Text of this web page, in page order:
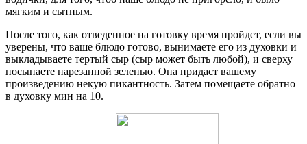
мягким и сытным.
После того, как отведенное на готовку время пройдет, если вы
уверены, что ваше блюдо готово, вынимаете его из духовки и
выкладываете тертый сыр (сыр может быть любой), и сверху
посыпаете нарезанной зеленью. Она придаст вашему
произведению некую пикантность. Затем помещаете обратно
в духовку мин на 10.